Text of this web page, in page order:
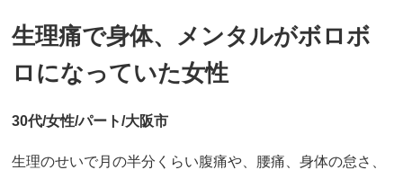
生理痛で身体、メンタルがボロボ
ロになっていた女性
30代/女性/パート/大阪市
生理のせいで月の半分くらい腹痛や、腰痛、身体の怠さ、